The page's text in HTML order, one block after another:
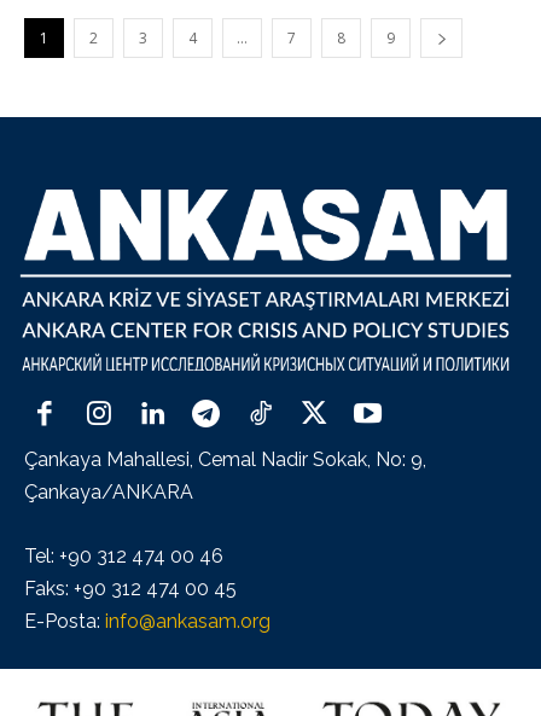
1 2 3 4 … 7 8 9
Çankaya Mahallesi, Cemal Nadir Sokak, No: 9,
Çankaya/ANKARA
Tel: +90 312 474 00 46
Faks: +90 312 474 00 45
E-Posta: info@ankasam.org